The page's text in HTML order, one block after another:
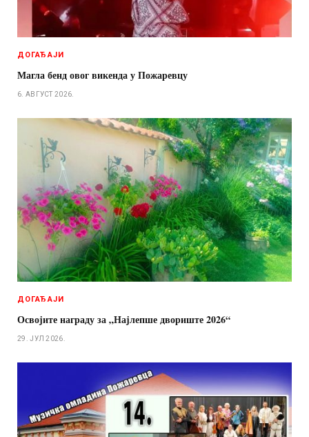
ДОГАЂАЈИ
Магла бенд овог викенда у Пожаревцу
6. АВГУСТ 2026.
ДОГАЂАЈИ
Освојите награду за „Најлепше двориште 2026“
29. ЈУЛ 2026.